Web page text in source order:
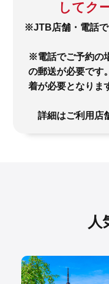
してク
※JTB店舗・電話で
※電話でご予約の
の郵送が必要です
着が必要となりま
詳細はご利用店
人